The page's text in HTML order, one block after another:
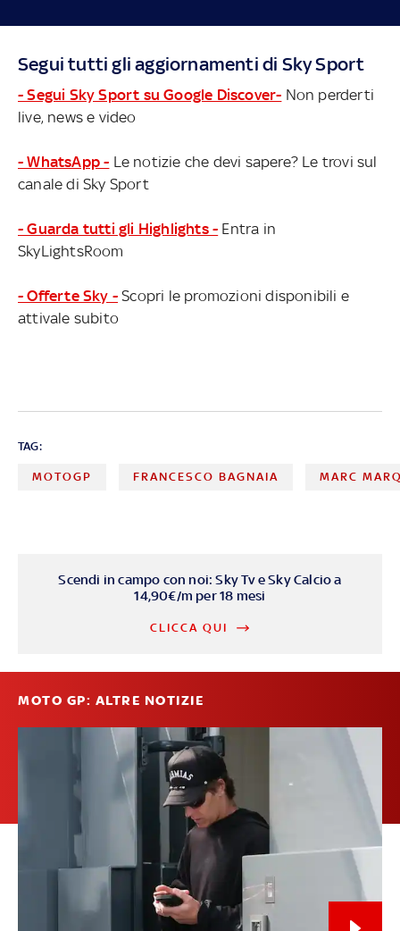
Segui tutti gli aggiornamenti di Sky Sport
- Segui Sky Sport su Google Discover- Non perderti
live, news e video
- WhatsApp - Le notizie che devi sapere? Le trovi sul
canale di Sky Sport
- Guarda tutti gli Highlights - Entra in
SkyLightsRoom
- Offerte Sky - Scopri le promozioni disponibili e
attivale subito
TAG:
MOTOGP FRANCESCO BAGNAIA MARC
Scendi in campo con noi: Sky Tv e Sky Calcio a
14,90€/m per 18 mesi
CLICCA QUI
MOTO GP: ALTRE NOTIZIE